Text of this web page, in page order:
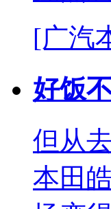
[广汽
好饭
但从
本田